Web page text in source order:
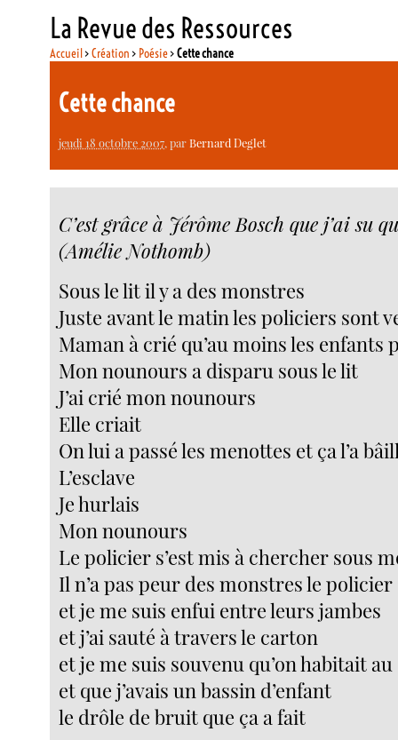
La Revue des Ressources
Accueil>Création > Poésie>Cette chance
Cette chance
jeudi 18 octobre 2007, parBernard Deglet
C’est grâce à Jérôme Bosch que j’ai su
(Amélie Nothomb)
Sous le lit il y a des monstres
Juste avant le matin les policiers sont
Maman à crié qu’au moins les enfants
Mon nounours a disparu sous le lit
J’ai crié mon nounours
Elle criait
On lui a passé les menottes et ça l’a
L’esclave
Je hurlais
Mon nounours
Le policier s’est mis à chercher sous
Il n’a pas peur des monstres le policier
et je me suis enfui entre leurs jambes
et j’ai sauté à travers le carton
et je me suis souvenu qu’on habitait
et que j’avais un bassin d’enfant
le drôle de bruit que ça a fait